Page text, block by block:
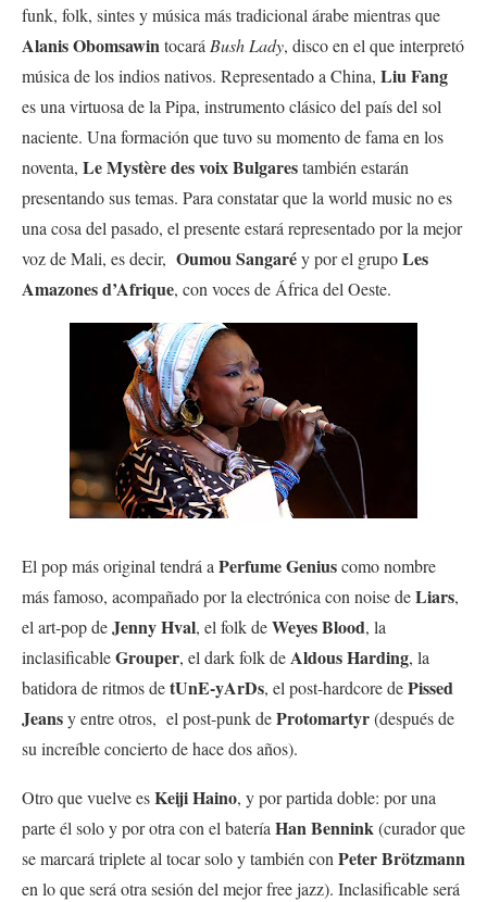
funk, folk, sintes y música más tradicional árabe mientras que
Alanis Obomsawin tocará Bush Lady, disco en el que interpretó
música de los indios nativos. Representado a China, Liu Fang
es una virtuosa de la Pipa, instrumento clásico del país del sol
naciente. Una formación que tuvo su momento de fama en los
noventa, Le Mystère des voix Bulgarestambién estarán
presentando sus temas. Para constatar que la world music no es
una cosa del pasado, el presente estará representado por la mejor
voz de Mali, es decir, Oumou Sangaréy por el grupoLes
Amazones d’Afrique, con voces de África del Oeste.
El pop más original tendrá a Perfume Geniuscomo nombre
más famoso, acompañado por la electrónica con noise deLiars,
el art-pop deJenny Hval, el folk deWeyes Blood, la
inclasificableGrouper, el dark folk de Aldous Harding, la
batidora de ritmos detUnE-yArDs, el post-hardcore dePissed
Jeansy entre otros, el post-punk deProtomartyr(después de
su increíble concierto de hace dos años).
Otro que vuelve esKeiji Haino, y por partida doble: por una
parte él solo y por otra con el batería Han Bennink (curador que
se marcará triplete al tocar solo y también con Peter Brötzmann
en lo que será otra sesión del mejor free jazz). Inclasificable será